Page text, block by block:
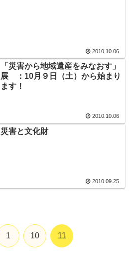
2010.10.06
「災害から地域遺産をみなおす」
展 ：10月９日（土）から始まり
ます！
2010.10.06
災害と文化財
2010.09.25
1 10 11